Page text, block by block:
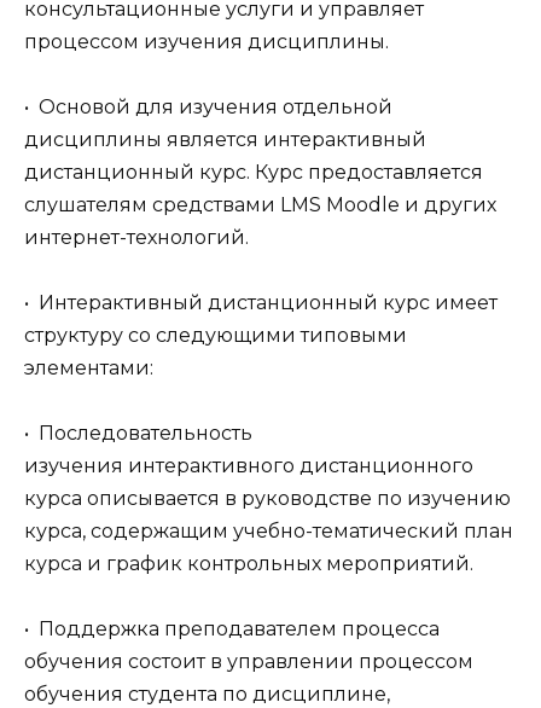
консультационные услуги и управляет
процессом изучения дисциплины.
• Основой для изучения отдельной
дисциплины является интерактивный
дистанционный курс. Курс предоставляется
слушателям средствами LMS Moodle и других
интернет-технологий.
• Интерактивный дистанционный курс имеет
структуру со следующими типовыми
элементами:
• Последовательность
изучения интерактивного дистанционного
курса описывается в руководстве по изучению
курса, содержащим учебно-тематический план
курса и график контрольных мероприятий.
• Поддержка преподавателем процесса
обучения состоит в управлении процессом
обучения студента по дисциплине,